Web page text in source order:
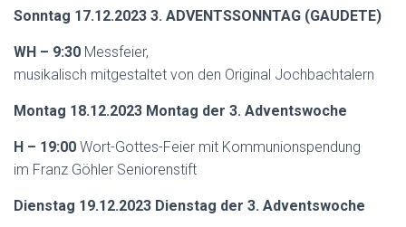
Sonntag 17.12.2023 3. ADVENTSSONNTAG (GAUDETE)
WH – 9:30 Messfeier,
musikalisch mitgestaltet von den Original Jochbachtalern
Montag 18.12.2023 Montag der 3. Adventswoche
H – 19:00 Wort-Gottes-Feier mit Kommunionspendung
im Franz Göhler Seniorenstift
Dienstag 19.12.2023 Dienstag der 3. Adventswoche